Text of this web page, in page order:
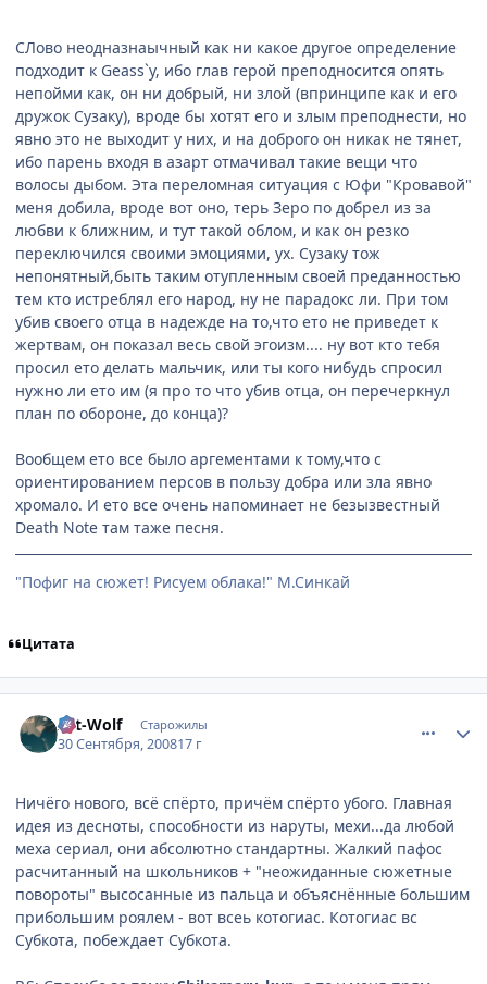
СЛово неодназнаычный как ни какое другое определение
подходит к Geass`у, ибо глав герой преподносится опять
непойми как, он ни добрый, ни злой (впринципе как и его
дружок Сузаку), вроде бы хотят его и злым преподнести, но
явно это не выходит у них, и на доброго он никак не тянет,
ибо парень входя в азарт отмачивал такие вещи что
волосы дыбом. Эта переломная ситуация с Юфи "Кровавой"
меня добила, вроде вот оно, терь Зеро по добрел из за
любви к ближним, и тут такой облом, и как он резко
переключился своими эмоциями, ух. Сузаку тож
непонятный,быть таким отупленным своей преданностью
тем кто истреблял его народ, ну не парадокс ли. При том
убив своего отца в надежде на то,что ето не приведет к
жертвам, он показал весь свой эгоизм.... ну вот кто тебя
просил ето делать мальчик, или ты кого нибудь спросил
нужно ли ето им (я про то что убив отца, он перечеркнул
план по обороне, до конца)?
Вообщем ето все было аргементами к тому,что с
ориентированием персов в пользу добра или зла явно
хромало. И ето все очень напоминает не безызвестный
Death Note там таже песня.
"Пофиг на сюжет! Рисуем облака!" М.Синкай
Цитата
Art-Wolf Старожилы
30 Сентября, 200817 г
Ничёго нового, всё спёрто, причём спёрто убого. Главная
идея из десноты, способности из наруты, мехи...да любой
меха сериал, они абсолютно стандартны. Жалкий пафос
расчитанный на школьников + "неожиданные сюжетные
повороты" высосанные из пальца и объяснённые большим
прибольшим роялем - вот всеь котогиас. Котогиас вс
Субкота, побеждает Субкота.